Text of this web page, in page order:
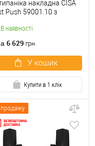
В наявності
накладна CISA
Push 59001.10 з
6 629 грн.
У кошик
Купити в 1 клік
продажу